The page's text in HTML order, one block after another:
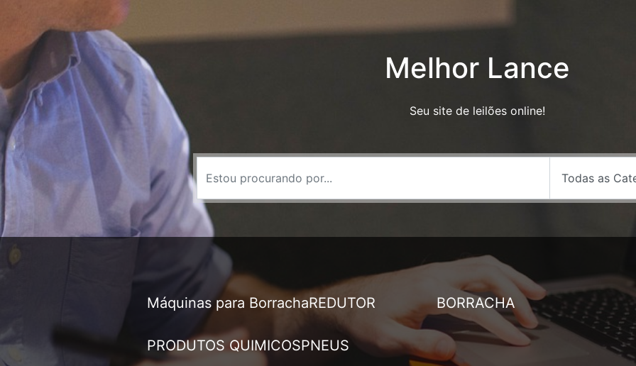
Melhor Lance
Seu site de leilões online!
Máquinas para BorrachaREDUTOR BORRACHA
PRODUTOS QUIMICOSPNEUS